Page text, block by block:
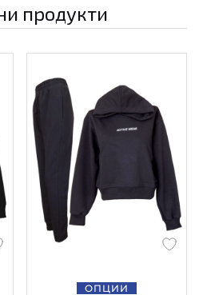
продукти
ОПЦИИ